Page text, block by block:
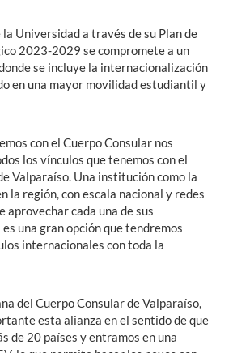
Universidad a través de su Plan de
2023-2029 se compromete a un
se incluye la internacionalización
en una mayor movilidad estudiantil y
con el Cuerpo Consular nos
los vínculos que tenemos con el
Valparaíso. Una institución como la
la región, con escala nacional y redes
aprovechar cada una de sus
una gran opción que tendremos
internacionales con toda la
del Cuerpo Consular de Valparaíso,
esta alianza en el sentido de que
de 20 países y entramos en una